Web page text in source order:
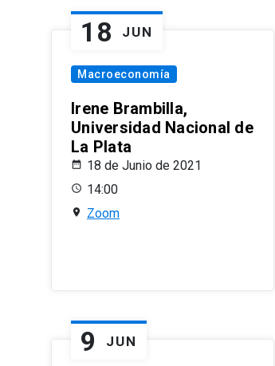
18 JUN
Macroeconomía
Irene Brambilla,
Universidad Nacional de
La Plata
18 de Junio de 2021
14:00
Zoom
9 JUN